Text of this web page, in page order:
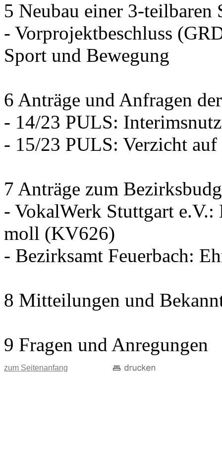
5 Neubau einer 3-teilbaren
- Vorprojektbeschluss
Sport und Bewegung
6 Anträge und Anfragen
- 14/23 PULS:
- 15/23 PULS: Verzicht
7 Anträge zum
- VokalWerk Stuttgart
moll (KV626)
- Bezirksamt Feuerbach:
8 Mitteilungen und
9 Fragen und Anregungen
zum Seitenanfang